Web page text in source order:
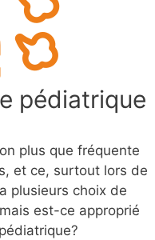
pédiatrique
plus que fréquente
et ce, surtout lors de
plusieurs choix de
est-ce approprié